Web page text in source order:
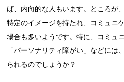
ば、内向的な人もいます。ところが
特定のイメージを持たれ、コミュニ
場合も多いようです。特に、コミュ
「パーソナリティ障がい」などには
られるのでしょうか？